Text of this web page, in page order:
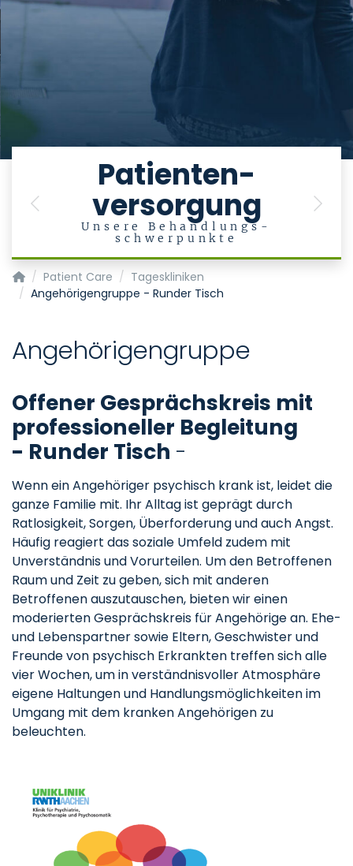
Patienten-
versorgung
Unsere Behandlungs-
schwerpunkte
Previous Next
Department of Psychiatry, Psychotherapy and
Patient Care
Tageskliniken
Angehörigengruppe - Runder Tisch
Angehörigengruppe
Offener Gesprächskreis mit
professioneller Begleitung
- Runder Tisch -
Wenn ein Angehöriger psychisch krank ist, leidet die
ganze Familie mit. Ihr Alltag ist geprägt durch
Ratlosigkeit, Sorgen, Überforderung und auch Angst.
Häufig reagiert das soziale Umfeld zudem mit
Unverständnis und Vorurteilen. Um den Betroffenen
Raum und Zeit zu geben, sich mit anderen
Betroffenen auszutauschen, bieten wir einen
moderierten Gesprächskreis für Angehörige an. Ehe-
und Lebenspartner sowie Eltern, Geschwister und
Freunde von psychisch Erkrankten treffen sich alle
vier Wochen, um in verständnisvoller Atmosphäre
eigene Haltungen und Handlungsmöglichkeiten im
Umgang mit dem kranken Angehörigen zu
beleuchten.